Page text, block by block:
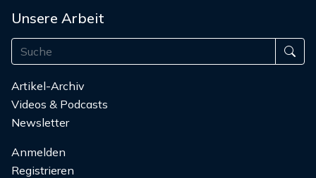
Unsere Arbeit
Artikel-Archiv
Videos & Podcasts
Newsletter
Anmelden
Registrieren